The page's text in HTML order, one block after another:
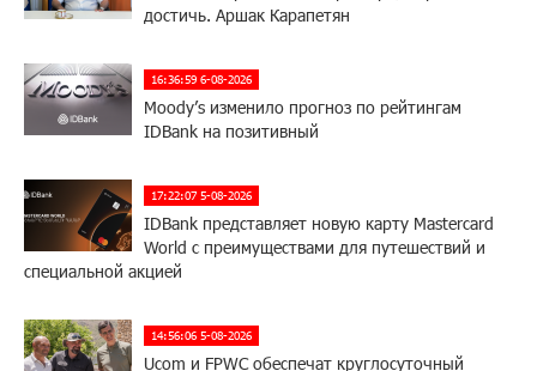
достичь. Аршак Карапетян
16:36:59 6-08-2026
Moody’s изменило прогноз по рейтингам
IDBank на позитивный
17:22:07 5-08-2026
IDBank представляет новую карту Mastercard
World с преимуществами для путешествий и
специальной акцией
14:56:06 5-08-2026
Ucom и FPWC обеспечат круглосуточный